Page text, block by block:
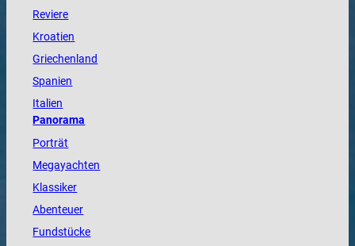
Reviere
Kroatien
Griechenland
Spanien
Italien
Panorama
Porträt
Megayachten
Klassiker
Abenteuer
Fundstücke